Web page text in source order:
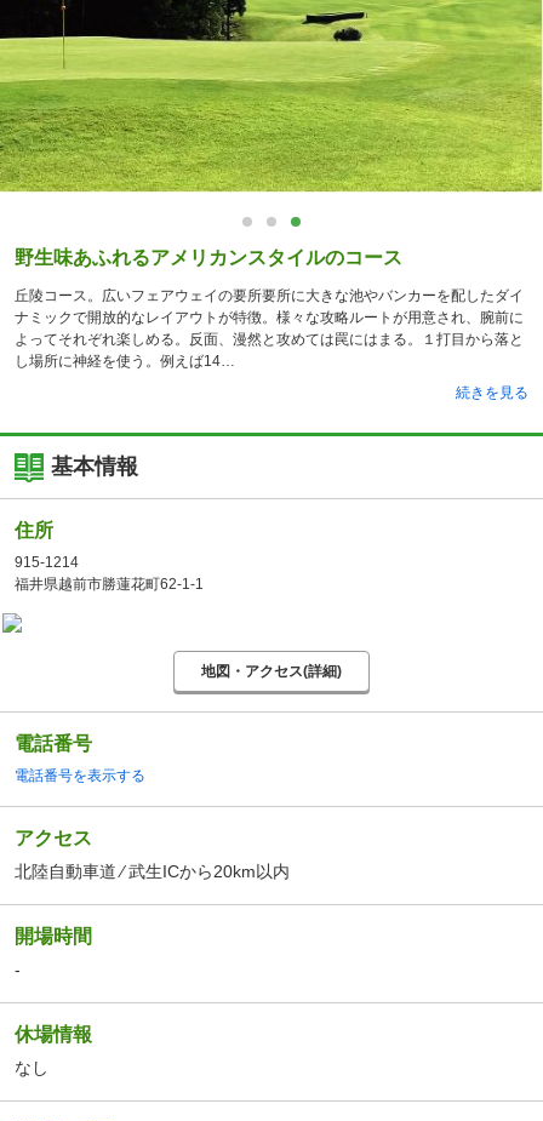
野生味あふれるアメリカンスタイルのコース
丘陵コース。広いフェアウェイの要所要所に大きな池やバンカーを配したダイ
ナミックで開放的なレイアウトが特徴。様々な攻略ルートが用意され、腕前に
よってそれぞれ楽しめる。反面、漫然と攻めては罠にはまる。１打目から落と
し場所に神経を使う。例えば14
続きを見る
基本情報
住所
915-1214
福井県越前市勝蓮花町62-1-1
地図・アクセス(詳細)
電話番号
電話番号を表示する
アクセス
北陸自動車道 ⁄ 武生ICから20km以内
開場時間
-
休場情報
なし